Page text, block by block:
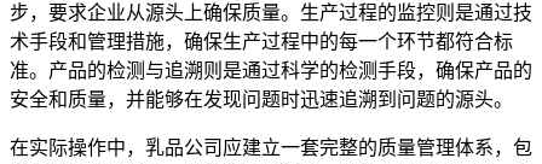
步，要求企业从源头上确保质量。生产过程的监控则是通过技
术手段和管理措施，确保生产过程中的每一个环节都符合标
准。产品的检测与追溯则是通过科学的检测手段，确保产品的
安全和质量，并能够在发现问题时迅速追溯到问题的源头。
在实际操作中，乳品公司应建立一套完整的质量管理体系，包